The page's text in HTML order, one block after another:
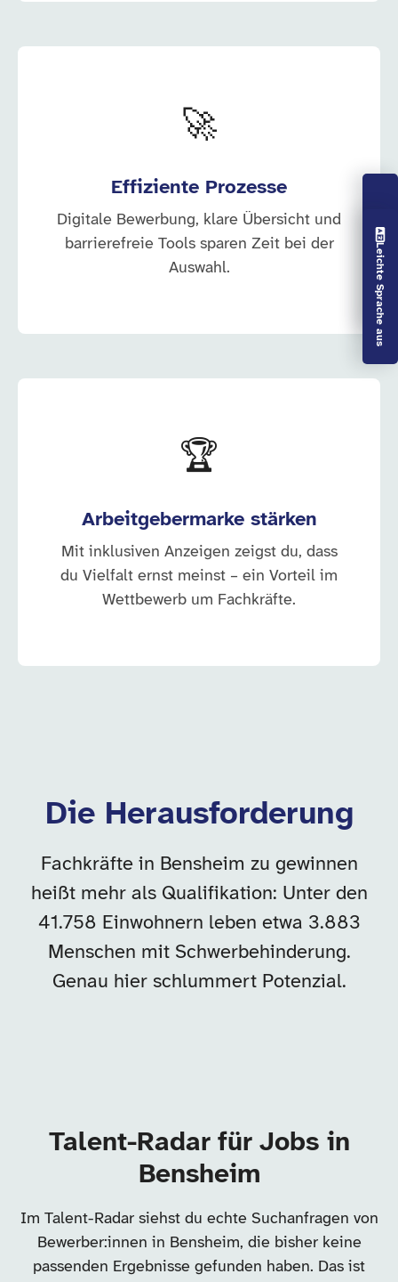
Vorlesen aus
Leichte Sprache aus
🚀
Effiziente Prozesse
Digitale Bewerbung, klare Übersicht und
barrierefreie Tools sparen Zeit bei der
Auswahl.
🏆
Arbeitgebermarke stärken
Mit inklusiven Anzeigen zeigst du, dass
du Vielfalt ernst meinst – ein Vorteil im
Wettbewerb um Fachkräfte.
Die Herausforderung
Fachkräfte in Bensheim zu gewinnen
heißt mehr als Qualifikation: Unter den
41.758 Einwohnern leben etwa 3.883
Menschen mit Schwerbehinderung.
Genau hier schlummert Potenzial.
Talent-Radar für Jobs in
Bensheim
Im Talent-Radar siehst du echte Suchanfragen von
Bewerber:innen in Bensheim, die bisher keine
passenden Ergebnisse gefunden haben. Das ist